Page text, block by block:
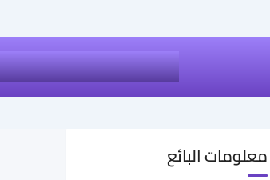
معلومات البائع